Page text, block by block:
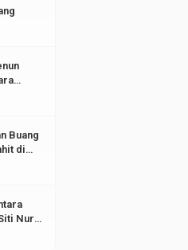
Buang
di
Nur